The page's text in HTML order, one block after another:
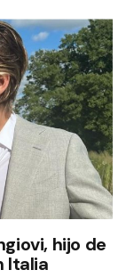
hijo de
Italia